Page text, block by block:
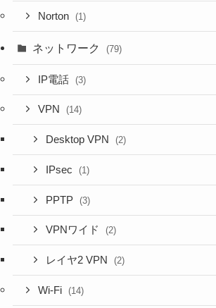
Norton (1)
ネットワーク (79)
IP電話 (3)
VPN (14)
Desktop VPN (2)
IPsec (1)
PPTP (3)
VPNワイド (2)
レイヤ2 VPN (2)
Wi-Fi (14)